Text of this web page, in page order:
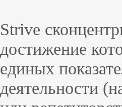
Strive
достижение
единых
деятельности